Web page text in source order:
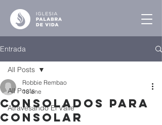
Entrada
All Posts
Atravesando El Valle
All Posts
Consolados para
consolar
Robbie Rembao
18 ene